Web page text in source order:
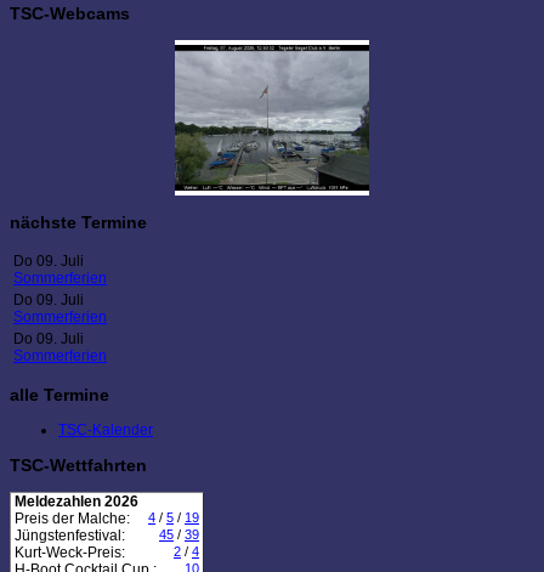
TSC-Webcams
nächste Termine
Do 09. Juli
Sommerferien
Do 09. Juli
Sommerferien
Do 09. Juli
Sommerferien
alle Termine
TSC-Kalender
TSC-Wettfahrten
Meldezahlen 2026
Preis der Malche:
4 / 5 / 19
Jüngstenfestival: 45 / 39
Kurt-Weck-Preis: 2 / 4
10